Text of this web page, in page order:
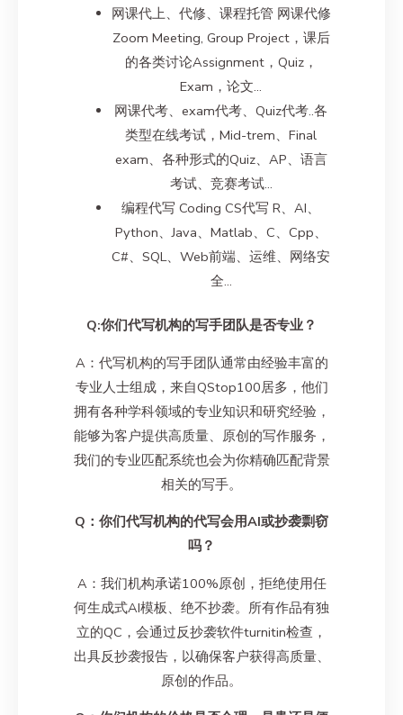
网课代上、代修、课程托管 网课代修
Zoom Meeting, Group Project，课后
的各类讨论Assignment，Quiz，
Exam，论文…
网课代考、exam代考、Quiz代考..各
类型在线考试，Mid-trem、Final
exam、各种形式的Quiz、AP、语言
考试、竞赛考试…
编程代写 Coding CS代写 R、AI、
Python、Java、Matlab、C、Cpp、
C#、SQL、Web前端、运维、网络安
全…
Q:你们代写机构的写手团队是否专业？
A：代写机构的写手团队通常由经验丰富的
专业人士组成，来自QStop100居多，他们
拥有各种学科领域的专业知识和研究经验，
能够为客户提供高质量、原创的写作服务，
我们的专业匹配系统也会为你精确匹配背景
相关的写手。
Q：你们代写机构的代写会用AI或抄袭剽窃
吗？
A：我们机构承诺100%原创，拒绝使用任
何生成式AI模板、绝不抄袭。所有作品有独
立的QC，会通过反抄袭软件turnitin检查，
出具反抄袭报告，以确保客户获得高质量、
原创的作品。